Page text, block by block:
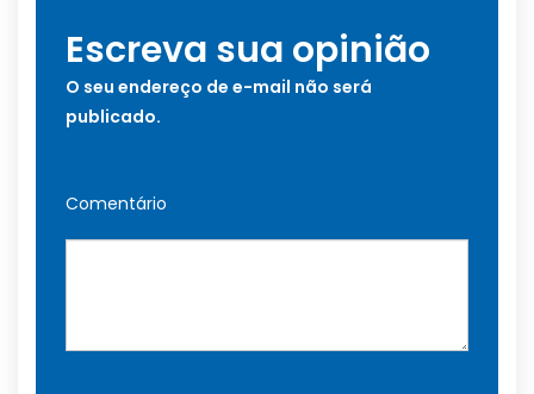
Escreva sua opinião
O seu endereço de e-mail não será
publicado.
Comentário